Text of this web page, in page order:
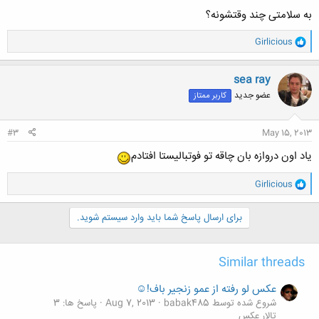
به سلامتی چند وقتشونه؟
و
ا
ک
ن
ش
ه
ا
Girlicious
sea ray
عضو جدید کاربر ممتاز
May 15, 2013
#3
یاد اون دروازه بان چاقه تو فوتبالیستا افتادم
و
ا
ک
:
Girlicious
برای ارسال پاسخ شما باید وارد سیستم شوید.
Similar threads
عکس لو رفته از عمو زنجیر باف!☺
شروع شده توسط babak485 Aug 7, 2013 پاسخ ها: 3